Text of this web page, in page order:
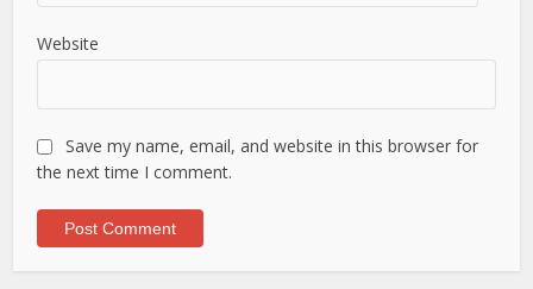
Website
Save my name, email, and website in this browser for
the next time I comment.